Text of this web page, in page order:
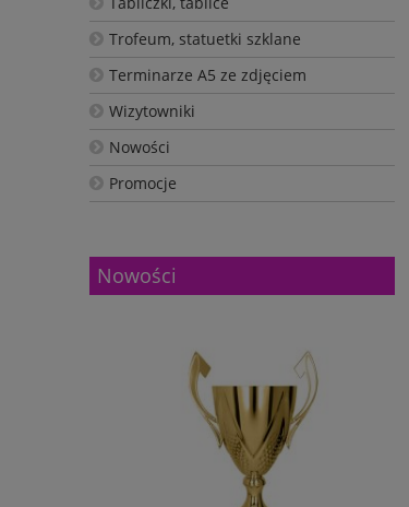
Trofeum, statuetki szklane
Terminarze A5 ze zdjęciem
Wizytowniki
Nowości
Promocje
Nowości